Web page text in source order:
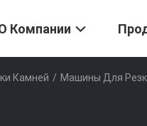
Компании
Камней / Машины Для